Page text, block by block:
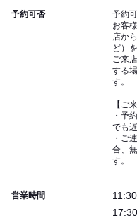
予約可否
予約可
お客
店か
ど）
ご来
する
す。
【ご
・予
でも
・ご
合、
す。
営業時間